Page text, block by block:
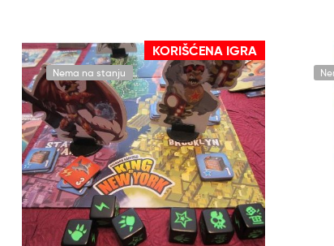
Nema na stanju
KORIŠĆENA IGRA